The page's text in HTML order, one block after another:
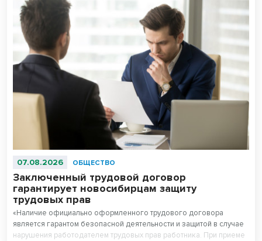
07.08.2026 ОБЩЕСТВО
Заключенный трудовой договор
гарантирует новосибирцам защиту
трудовых прав
«Наличие официально оформленного трудового договора
является гарантом безопасной деятельности и защитой в случае
нарушения работодателем трудовых прав работника. При приеме